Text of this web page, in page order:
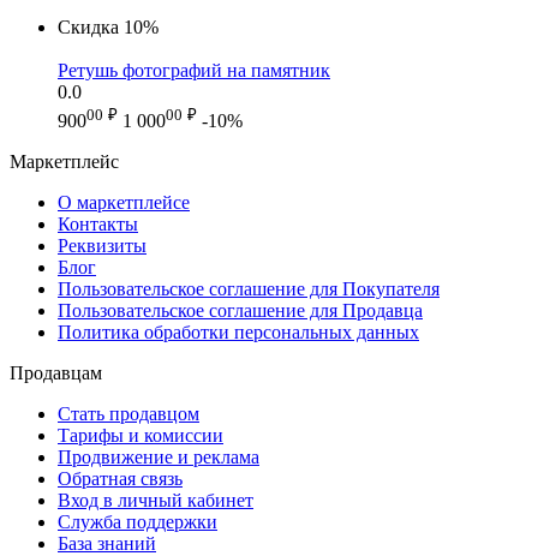
Скидка 10%
Ретушь фотографий на памятник
0.0
90000 ₽ 1 00000 ₽ -10%
Маркетплейс
О маркетплейсе
Контакты
Реквизиты
Блог
Пользовательское соглашение для Покупателя
Пользовательское соглашение для Продавца
Политика обработки персональных данных
Продавцам
Стать продавцом
Тарифы и комиссии
Продвижение и реклама
Обратная связь
Вход в личный кабинет
Служба поддержки
База знаний